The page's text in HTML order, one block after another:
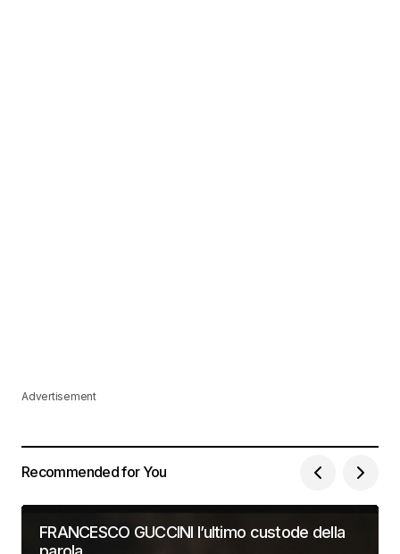
Advertisement
Recommended for You
FRANCESCO GUCCINI l’ultimo custode della